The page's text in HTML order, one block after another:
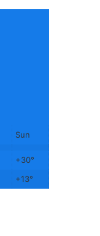
Sun
+30°
+13°